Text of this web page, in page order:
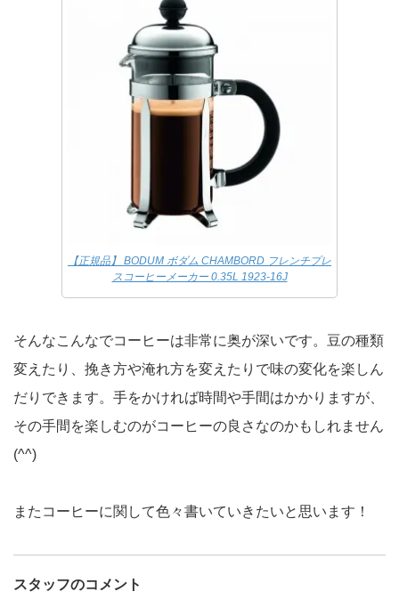
【正規品】 BODUM ボダム CHAMBORD フレンチプレ
スコーヒーメーカー 0.35L 1923-16J
そんなこんなでコーヒーは非常に奥が深いです。豆の種類
変えたり、挽き方や淹れ方を変えたりで味の変化を楽しん
だりできます。手をかければ時間や手間はかかりますが、
その手間を楽しむのがコーヒーの良さなのかもしれません
(^^)
またコーヒーに関して色々書いていきたいと思います！
スタッフのコメント